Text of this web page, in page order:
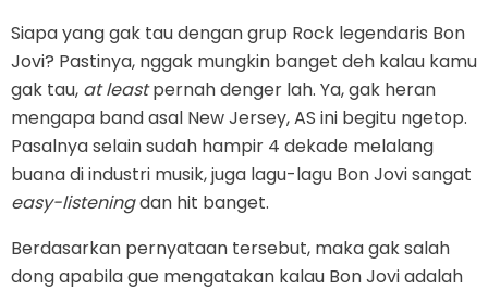
Siapa yang gak tau dengan grup Rock legendaris Bon
Jovi? Pastinya, nggak mungkin banget deh kalau kamu
gak tau, at leastpernah denger lah. Ya, gak heran
mengapa band asal New Jersey, AS ini begitu ngetop.
Pasalnya selain sudah hampir 4 dekade melalang
buana di industri musik, juga lagu-lagu Bon Jovi sangat
easy-listeningdan hit banget.
Berdasarkan pernyataan tersebut, maka gak salah
dong apabila gue mengatakan kalau Bon Jovi adalah